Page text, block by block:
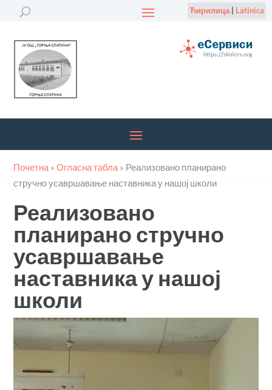
Ћирилица| Latinica
Почетна »Огласна табла » Реализовано планирано
стручно усавршавање наставника у нашој школи
Реализовано
планирано стручно
усавршавање
наставника у нашој
школи